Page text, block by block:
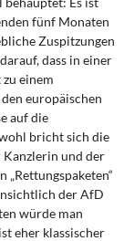
fünf Monaten
Zuspitzungen
dass in einer
einem
europäischen
auf die
bricht sich die
und der
„Rettungspaketen“
der AfD
würde man
eher klassi­scher